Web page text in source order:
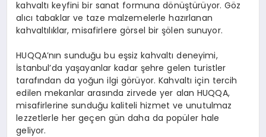
kahvaltı keyfini bir sanat formuna dönüştürüyor. Göz
alıcı tabaklar ve taze malzemelerle hazırlanan
kahvaltılıklar, misafirlere görsel bir şölen sunuyor.
HUQQA’nın sunduğu bu eşsiz kahvaltı deneyimi,
İstanbul’da yaşayanlar kadar şehre gelen turistler
tarafından da yoğun ilgi görüyor. Kahvaltı için tercih
edilen mekanlar arasında zirvede yer alan HUQQA,
misafirlerine sunduğu kaliteli hizmet ve unutulmaz
lezzetlerle her geçen gün daha da popüler hale
geliyor.